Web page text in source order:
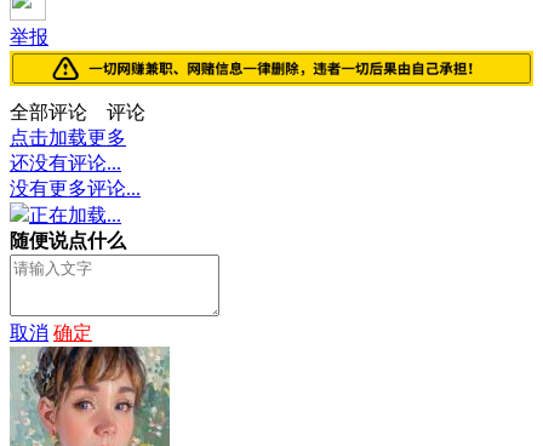
举报
全部评论
评论
点击加载更多
还没有评论...
没有更多评论...
正在加载...
随便说点什么
取消 确定